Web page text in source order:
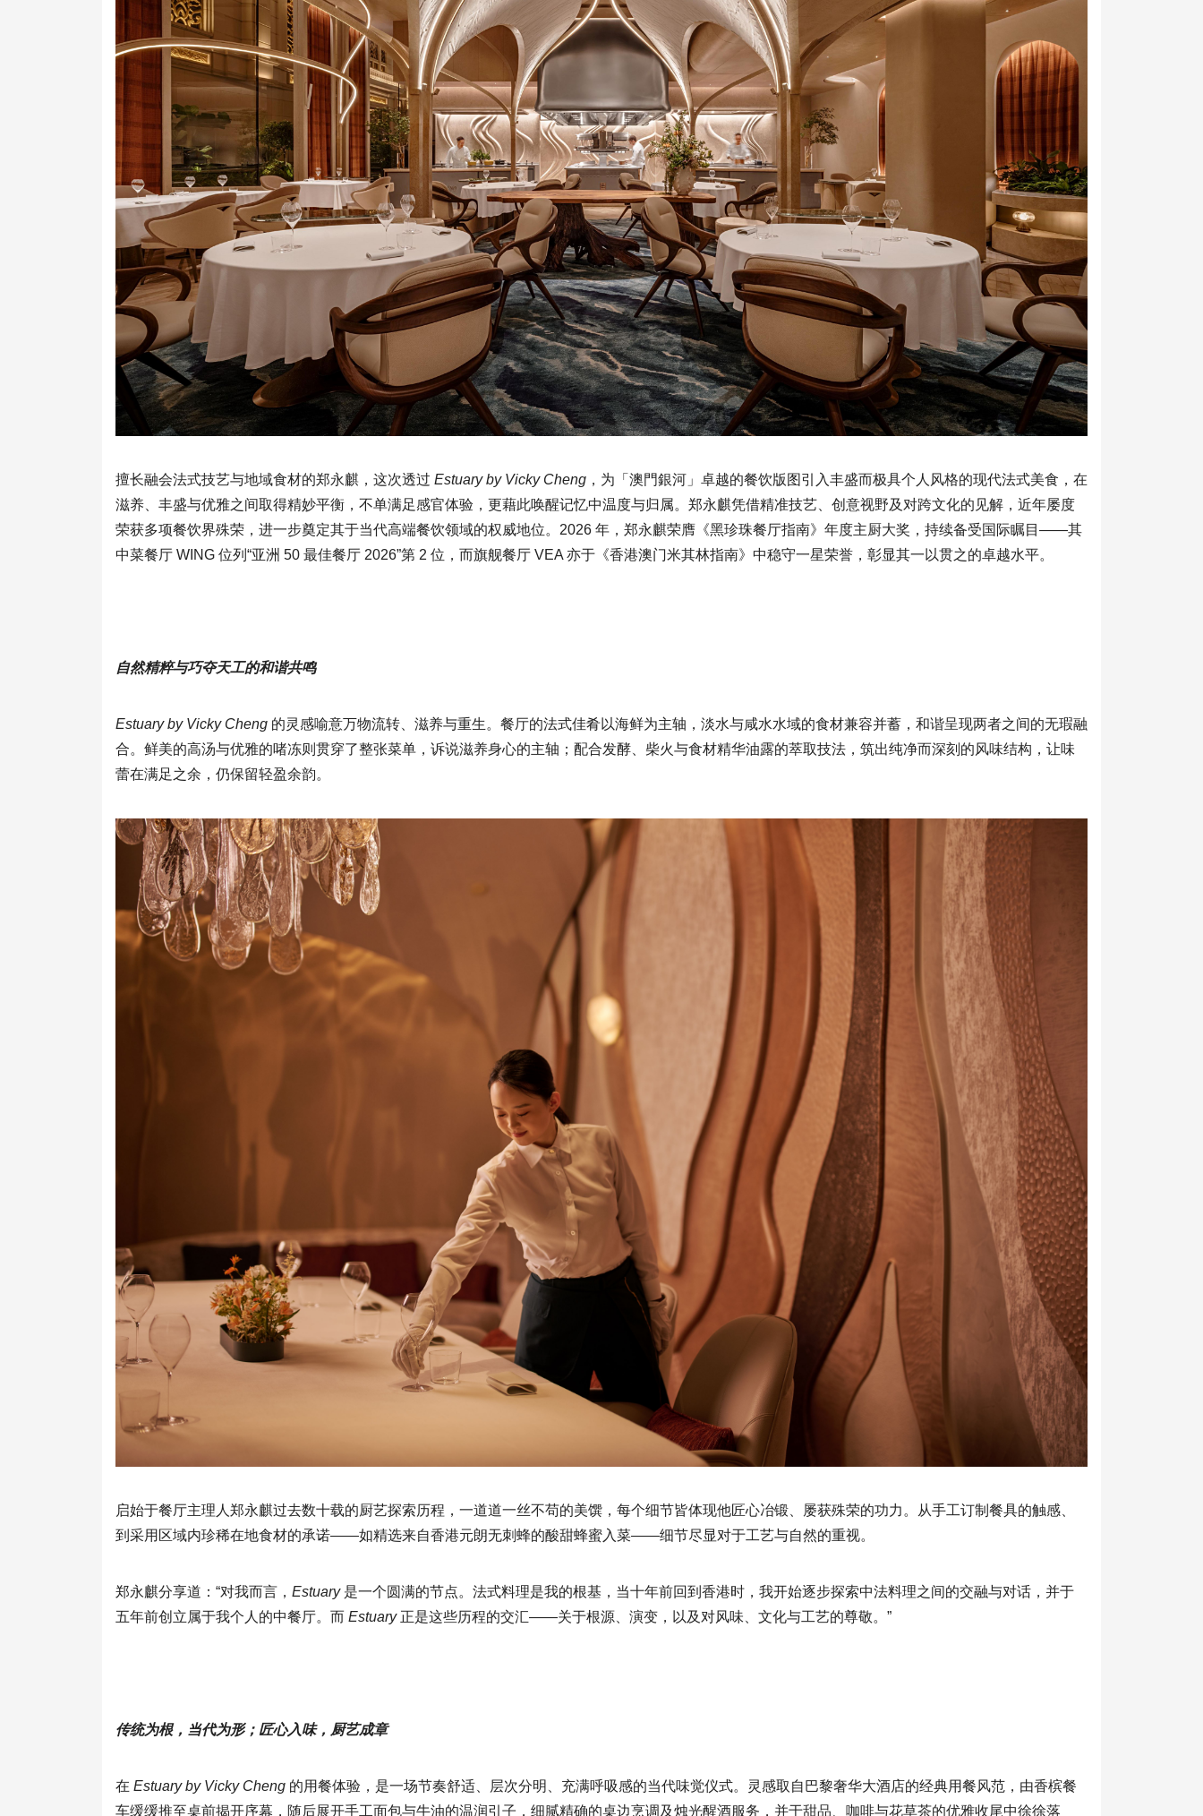
擅长融会法式技艺与地域食材的郑永麒，这次透过 Estuary by Vicky Cheng ，为「澳門銀河」卓越的餐饮版图引入丰盛而极具个人风格的现代法式美食，在
滋养、丰盛与优雅之间取得精妙平衡，不单满足感官体验，更藉此唤醒记忆中温度与归属。郑永麒凭借精准技艺、创意视野及对跨文化的见解，近年屡度
荣获多项餐饮界殊荣，进一步奠定其于当代高端餐饮领域的权威地位。2026 年，郑永麒荣膺《黑珍珠餐厅指南》年度主厨大奖，持续备受国际瞩目——其
中菜餐厅 WING 位列“亚洲 50 最佳餐厅 2026”第 2 位，而旗舰餐厅 VEA 亦于《香港澳门米其林指南》中稳守一星荣誉，彰显其一以贯之的卓越水平。
自然精粹与巧夺天工的和谐共鸣
Estuary by Vicky Cheng 的灵感喻意万物流转、滋养与重生。餐厅的法式佳肴以海鲜为主轴，淡水与咸水水域的食材兼容并蓄，和谐呈现两者之间的无瑕融
合。鲜美的高汤与优雅的啫冻则贯穿了整张菜单，诉说滋养身心的主轴；配合发酵、柴火与食材精华油露的萃取技法，筑出纯净而深刻的风味结构，让味
蕾在满足之余，仍保留轻盈余韵。
启始于餐厅主理人郑永麒过去数十载的厨艺探索历程，一道道一丝不苟的美馔，每个细节皆体现他匠心冶锻、屡获殊荣的功力。从手工订制餐具的触感、
到采用区域内珍稀在地食材的承诺——如精选来自香港元朗无刺蜂的酸甜蜂蜜入菜——细节尽显对于工艺与自然的重视。
郑永麒分享道：“对我而言， Estuary 是一个圆满的节点。法式料理是我的根基，当十年前回到香港时，我开始逐步探索中法料理之间的交融与对话，并于
五年前创立属于我个人的中餐厅。而 Estuary 正是这些历程的交汇——关于根源、演变，以及对风味、文化与工艺的尊敬。”
传统为根，当代为形；匠心入味，厨艺成章
在 Estuary by Vicky Cheng 的用餐体验，是一场节奏舒适、层次分明、充满呼吸感的当代味觉仪式。灵感取自巴黎奢华大酒店的经典用餐风范，由香槟餐
车缓缓推至桌前揭开序幕，随后展开手工面包与牛油的温润引子，细腻精确的桌边烹调及烛光醒酒服务，并于甜品、咖啡与花草茶的优雅收尾中徐徐落